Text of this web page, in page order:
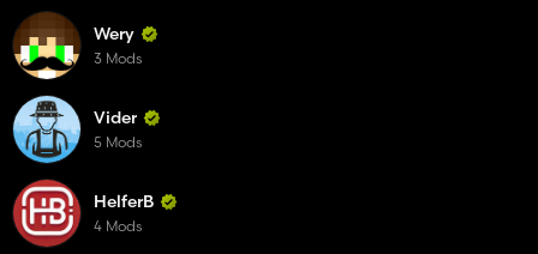
Wery
3 Mods
Vider
5 Mods
HelferB
4 Mods